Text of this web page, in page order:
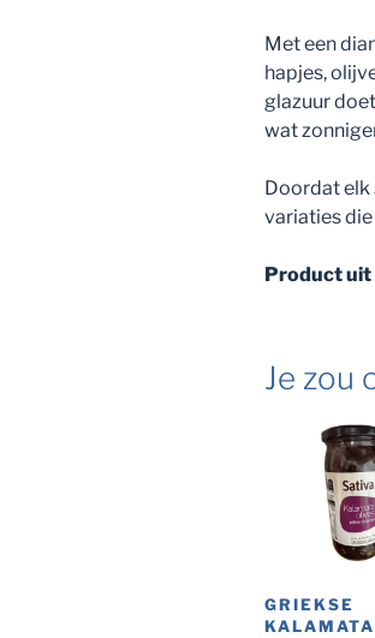
Met een
hapjes,
glazuur
wat
Doordat elk
variaties
Product uit
Je zou
GRIEKSE
KALAMATA